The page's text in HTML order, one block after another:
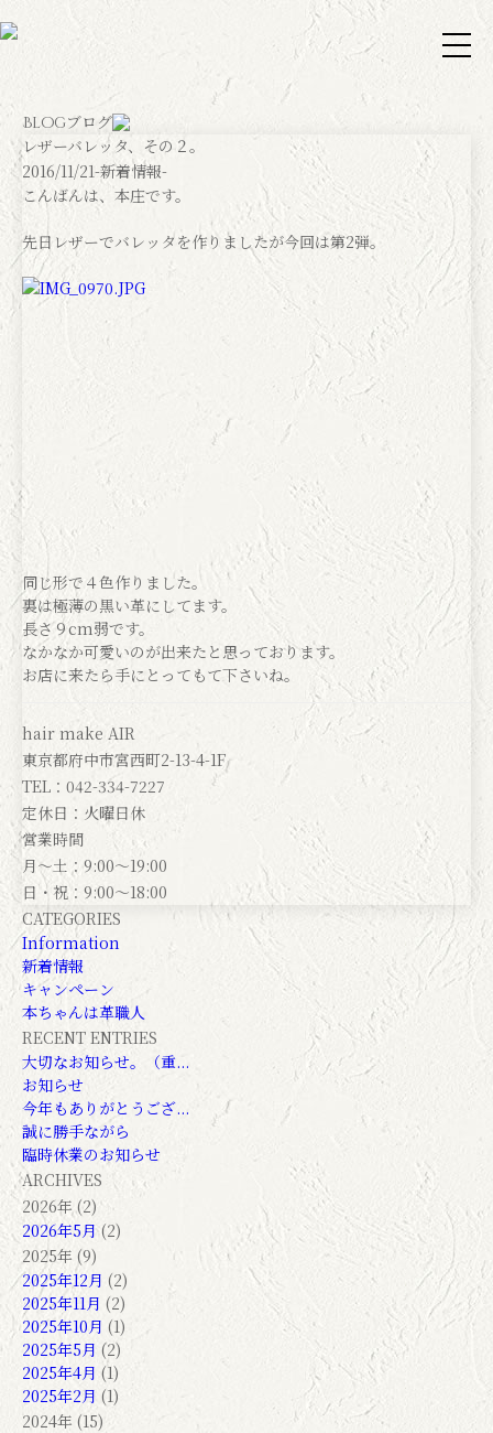
Blogブログ
レザーバレッタ、その２。
2016/11/21-新着情報-
こんばんは、本庄です。
先日レザーでバレッタを作りましたが今回は第2弾。
同じ形で４色作りました。
裏は極薄の黒い革にしてます。
長さ９cm弱です。
なかなか可愛いのが出来たと思っております。
お店に来たら手にとってもて下さいね。
hair make AIR
東京都府中市宮西町2-13-4-1F
TEL：042-334-7227
定休日：火曜日休
営業時間
月～土：9:00～19:00
日・祝：9:00～18:00
CATEGORIES
Information
新着情報
キャンペーン
本ちゃんは革職人
RECENT ENTRIES
大切なお知らせ。（重...
お知らせ
今年もありがとうござ...
誠に勝手ながら
臨時休業のお知らせ
ARCHIVES
2026年 (2)
2026年5月(2)
2025年 (9)
2025年12月 (2)
2025年11月 (2)
2025年10月 (1)
2025年5月 (2)
2025年4月 (1)
2025年2月 (1)
2024年 (15)